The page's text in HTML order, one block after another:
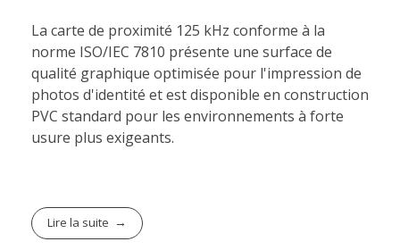
La carte de proximité 125 kHz conforme à la
norme ISO/IEC 7810 présente une surface de
qualité graphique optimisée pour l'impression de
photos d'identité et est disponible en construction
PVC standard pour les environnements à forte
usure plus exigeants.
Lire la suite